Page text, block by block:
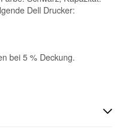
Dell Drucker:
bei 5 % Deckung.